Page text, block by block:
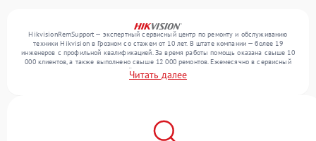
HikvisionRemSupport — экспертный сервисный центр по ремонту и обслуживанию
техники Hikvision в Грозном со стажем от 10 лет. В штате компании — более 19
инженеров с профильной квалификацией. За время работы помощь оказана свыше 10
000 клиентов, а также выполнено свыше 12 000 ремонтов. Ежемесячно в сервисный
центр поступает более 300 устройств, включая , , . Мы работаем с широким спектром
неисправностей и обеспечиваем надежный результат благодаря опыту команды.
Читать далее